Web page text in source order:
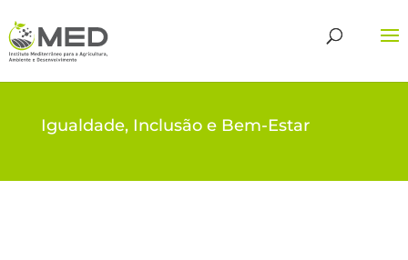
Igualdade, Inclusão e Bem-Estar